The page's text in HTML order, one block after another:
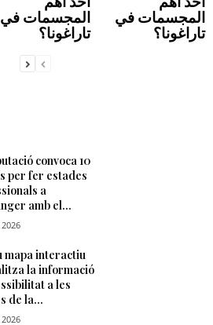
المجسمات في
تاراغونا؟
المجسمات في
تاراغونا؟